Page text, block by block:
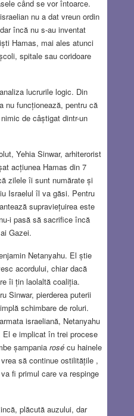
când se vor întoarce.
nu a dat vreun ordin
încă nu s-au inventat
Hamas, mai ales atunci
spitale sau coridoare
lucrurile logic. Din
nu funcționează, pentru că
de câștigat dintr-un
Yehia Sinwar, arhiterorist
acțiunea Hamas din 7
zilele îi sunt numărate și
Israelul îl va găsi. Pentru
supraviețuirea este
i pasă să sacrifice încă
Gazei.
Netanyahu. El știe
acordului, chiar dacă
îi țin laolaltă coaliția.
Sinwar, pierderea puterii
schimbare de roluri.
israeliană, Netanyahu
e implicat în trei procese
șampania rosécu hainele
să continue ostilitățile ,
fi primul care va respinge
plăcută auzului, dar